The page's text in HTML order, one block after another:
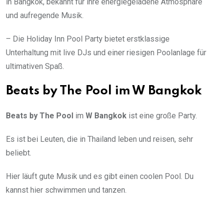
und aufregende Musik.
– Die Holiday Inn Pool Party bietet erstklassige
Unterhaltung mit live DJs und einer riesigen Poolanlage für
ultimativen Spaß.
Beats by The Pool im W Bangkok
Beats by The Pool im W Bangkok ist eine große Party.
Es ist bei Leuten, die in Thailand leben und reisen, sehr
beliebt.
Hier läuft gute Musik und es gibt einen coolen Pool. Du
kannst hier schwimmen und tanzen.